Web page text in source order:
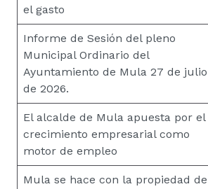
el gasto
Informe de Sesión del pleno
Municipal Ordinario del
Ayuntamiento de Mula 27 de julio
de 2026.
El alcalde de Mula apuesta por el
crecimiento empresarial como
motor de empleo
Mula se hace con la propiedad de